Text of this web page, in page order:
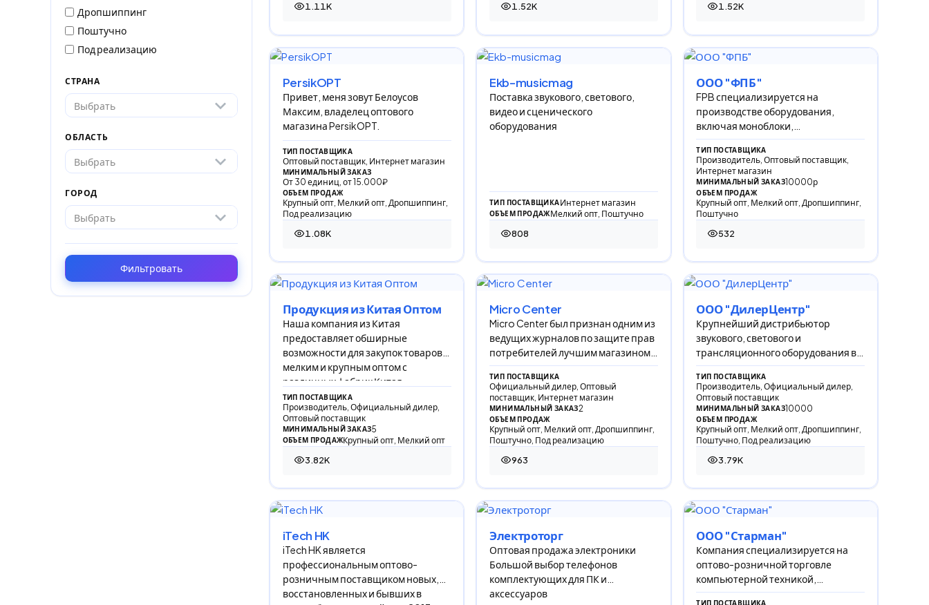
Дропшиппинг
Поштучно
Под реализацию
СТРАНА
Выбрать
ОБЛАСТЬ
Выбрать
ГОРОД
Выбрать
Фильтровать
1.11K
1 109 просмотров
1.52K
1 519 просмотров
1.52K
1 518 просмотров
PersikOPT
Привет, меня зовут Белоусов
Максим, владелец оптового
магазина PersikOPT.
ТИП ПОСТАВЩИКА
Оптовый поставщик, Интернет магазин
МИНИМАЛЬНЫЙ ЗАКАЗ
От 30 единиц, от 15.000₽
ОБЪЕМ ПРОДАЖ
Крупный опт, Мелкий опт, Дропшиппинг,
Под реализацию
1.08K
1 079 просмотров
Ekb-musicmag
Поставка звукового, светового,
видео и сценического
оборудования
ТИП ПОСТАВЩИКАИнтернет магазин
ОБЪЕМ ПРОДАЖМелкий опт, Поштучно
808
808 просмотров
ООО "ФПБ"
FPB специализируется на
производстве оборудования,
включая моноблоки,
интерактивные панели,
инфокиоски и компьютеры.
ТИП ПОСТАВЩИКА
Производитель, Оптовый поставщик,
Интернет магазин
МИНИМАЛЬНЫЙ ЗАКАЗ10000р
ОБЪЕМ ПРОДАЖ
Крупный опт, Мелкий опт, Дропшиппинг,
Поштучно
532
532 просмотра
Продукция из Китая Оптом
Наша компания из Китая
предоставляет обширные
возможности для закупок товаров
мелким и крупным оптом с
различных фабрик Китая.
ТИП ПОСТАВЩИКА
Производитель, Официальный дилер,
Оптовый поставщик
МИНИМАЛЬНЫЙ ЗАКАЗ5
ОБЪЕМ ПРОДАЖКрупный опт, Мелкий опт
3.82K
3 816 просмотров
Micro Center
Micro Center был признан одним из
ведущих журналов по защите прав
потребителей лучшим магазином
для покупки ПК с учетом выбора,
обслуживания
ТИП ПОСТАВЩИКА
Официальный дилер, Оптовый
поставщик, Интернет магазин
МИНИМАЛЬНЫЙ ЗАКАЗ2
ОБЪЕМ ПРОДАЖ
Крупный опт, Мелкий опт, Дропшиппинг,
Поштучно, Под реализацию
963
963 просмотра
ООО "ДилерЦентр"
Крупнейший дистрибьютор
звукового, светового и
трансляционного оборудования в
России
ТИП ПОСТАВЩИКА
Производитель, Официальный дилер,
Оптовый поставщик
МИНИМАЛЬНЫЙ ЗАКАЗ10000
ОБЪЕМ ПРОДАЖ
Крупный опт, Мелкий опт, Дропшиппинг,
Поштучно, Под реализацию
3.79K
3 791 просмотр
iTech HK
iTech HK является
профессиональным оптово-
розничным поставщиком новых,
восстановленных и бывших в
Электроторг
Оптовая продажа электроники
Большой выбор телефонов
комплектующих для ПК и
аксессуаров
ООО "Старман"
Компания специализируется на
оптово-розничной торговле
компьютерной техникой,
строительными материалами,
ТИП ПОСТАВЩИКА